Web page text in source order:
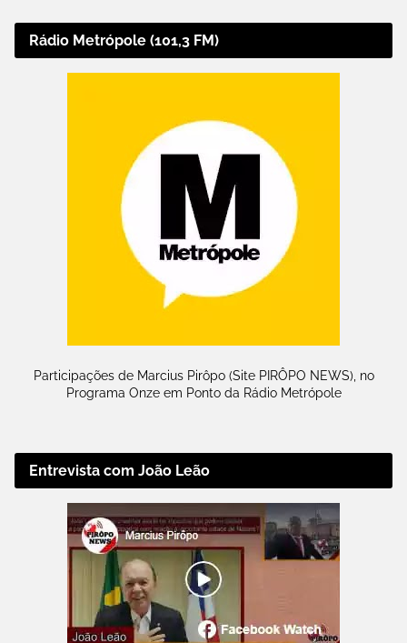
Rádio Metrópole (101,3 FM)
Participações de Marcius Pirôpo (Site PIRÔPO NEWS), no
Programa Onze em Ponto da Rádio Metrópole
Entrevista com João Leão